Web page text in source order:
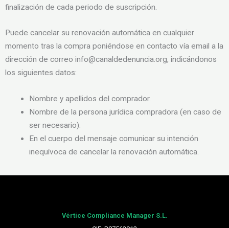
finalización de cada periodo de suscripción.
Puede cancelar su renovación automática en cualquier
momento tras la compra poniéndose en contacto vía email a la
dirección de correo info@canaldedenuncia.org, indicándonos
los siguientes datos:
Nombre y apellidos del comprador.
Nombre de la persona jurídica compradora (en caso de
ser necesario).
En el cuerpo del mensaje comunicar su intención
inequívoca de cancelar la renovación automática.
Vértice Compliance Manager S.L.